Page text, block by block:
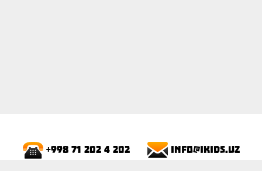
+998 71 202 4 202 info@ikids.uz